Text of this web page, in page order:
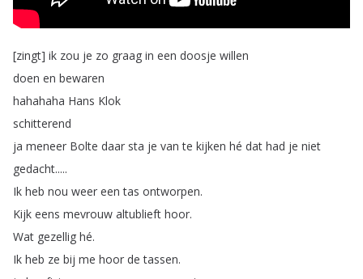
[zingt] ik zou je zo graag in een doosje willen
doen en bewaren
hahahaha Hans Klok
schitterend
ja meneer Bolte daar sta je van te kijken hé dat had je niet
gedacht.....
Ik heb nou weer een tas ontworpen.
Kijk eens mevrouw altublieft hoor.
Wat gezellig hé.
Ik heb ze bij me hoor de tassen.